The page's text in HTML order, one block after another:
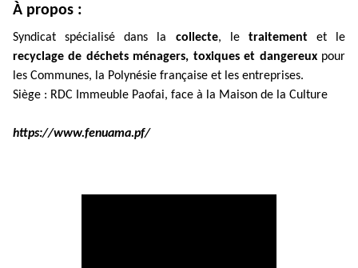
À propos :
Syndicat spécialisé dans la collecte, le traitementet le
recyclage de déchets ménagers, toxiques et dangereuxpour
les Communes, la Polynésie française et les entreprises.
Siège : RDC Immeuble Paofai, face à la Maison de la Culture
https://www.fenuama.pf/